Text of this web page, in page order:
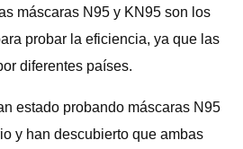
máscaras N95 y KN95 son los
probar la eficiencia, ya que las
diferentes países.
estado probando máscaras N95
y han descubierto que ambas